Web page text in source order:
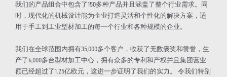
我们的产品组合中包含了150多种产品并且涵盖了整个行业需求。同
时，现代化的机械设计能为企业打造灵活和个性化的解决方案，适
用于手工到工业型材加工的每一个行业和各种规模的企业。
我们在全球范围内拥有35,000多个客户，收获了无数褒奖和赞誉，生
产了6,000多台型材加工中心，拥有众多的专利和产权并且集团营业
额已经超过了1.25亿欧元，这进一步证明了我们的实力。 令我们特别